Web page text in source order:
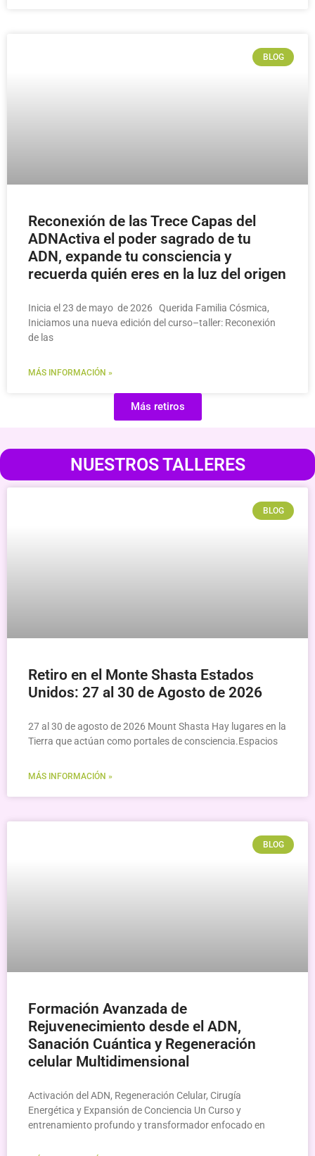
BLOG
Reconexión de las Trece Capas del
ADNActiva el poder sagrado de tu
ADN, expande tu consciencia y
recuerda quién eres en la luz del origen
Inicia el 23 de mayo de 2026 Querida Familia Cósmica,
Iniciamos una nueva edición del curso–taller: Reconexión
de las
MÁS INFORMACIÓN »
Más retiros
NUESTROS TALLERES
BLOG
Retiro en el Monte Shasta Estados
Unidos: 27 al 30 de Agosto de 2026
27 al 30 de agosto de 2026 Mount Shasta Hay lugares en la
Tierra que actúan como portales de consciencia.Espacios
MÁS INFORMACIÓN »
BLOG
Formación Avanzada de
Rejuvenecimiento desde el ADN,
Sanación Cuántica y Regeneración
celular Multidimensional
Activación del ADN, Regeneración Celular, Cirugía
Energética y Expansión de Conciencia Un Curso y
entrenamiento profundo y transformador enfocado en